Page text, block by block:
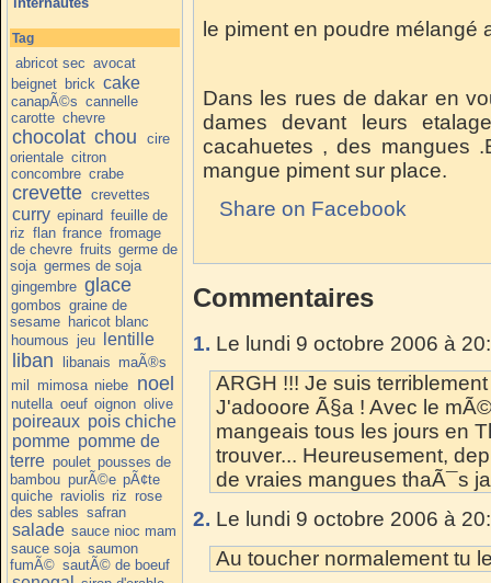
Tag
abricot sec avocat
beignet brick cake
canapÃ©s cannelle
carotte chevre
chocolat chou
cire
orientale citron
concombre crabe
crevette crevettes
curry epinard feuille de
riz flan france fromage
de chevre fruits germe de
soja germes de soja
gingembre glace
gombos graine de
sesame haricot blanc
houmous jeu lentille
liban libanais maÃ®s
mil mimosa niebe noel
nutella oeuf oignon olive
poireaux pois chiche
pomme pomme de
terre poulet pousses de
bambou purÃ©e pÃ¢te
quiche raviolis riz rose
des sables safran
salade sauce nioc mam
sauce soja saumon
fumÃ© sautÃ© de boeuf
le piment en poudre mélangé
Dans les rues de dakar en
dames devant leurs
cacahuetes , des mangues
mangue piment sur place.
Share on Facebook
Commentaires
1. Le lundi 9 octobre 2006 à
ARGH !!! Je suis
J'adooore Ã§a ! Avec le
mangeais tous les jours en
trouver... Heureusement,
de vraies mangues thaÃ¯s
2. Le lundi 9 octobre 2006 à
Au toucher normalement tu